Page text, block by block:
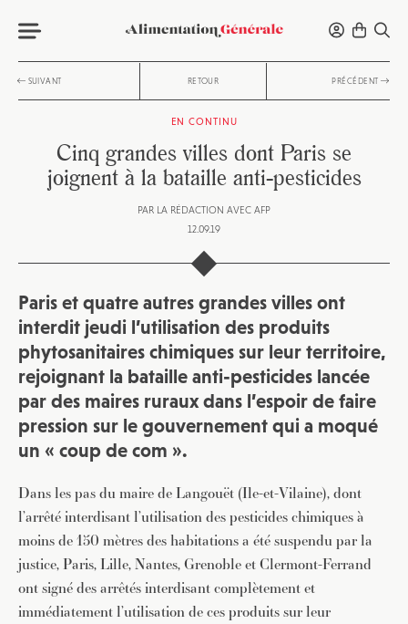
SUIVANT RETOUR PRÉCÉDENT
EN CONTINU
Cinq grandes villes dont Paris se
joignent à la bataille anti-pesticides
PAR LA RÉDACTION AVEC AFP
12.09.19
Paris et quatre autres grandes villes ont
interdit jeudi l’utilisation des produits
phytosanitaires chimiques sur leur territoire,
rejoignant la bataille anti-pesticides lancée
par des maires ruraux dans l’espoir de faire
pression sur le gouvernement qui a moqué
un « coup de com ».
Dans les pas du maire de Langouët (Ile-et-Vilaine), dont
l’arrêté interdisant l’utilisation des pesticides chimiques à
moins de 150 mètres des habitations a été suspendu par la
justice, Paris, Lille, Nantes, Grenoble et Clermont-Ferrand
ont signé des arrêtés interdisant complètement et
immédiatement l’utilisation de ces produits sur leur